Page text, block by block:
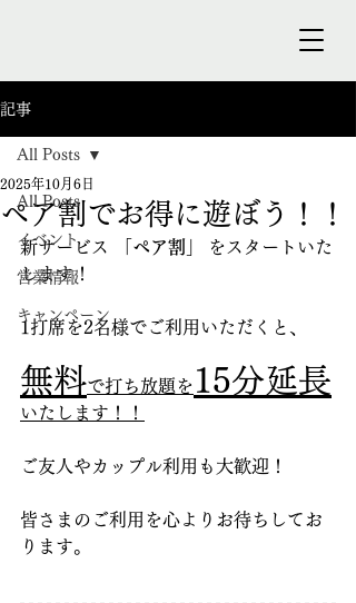
記事
All Posts
イベント
営業情報
キャンペーン
All Posts
ペア割でお得に遊ぼう！！
2025年10月6日
新サービス 「ペア割」
をスタートいた
します！
1打席を2名様でご利用いただくと、
無料で打ち放題を 15分延長
いたします！！
ご友人やカップル利用も大歓迎！
皆さまのご利用を心よりお待ちしてお
ります。